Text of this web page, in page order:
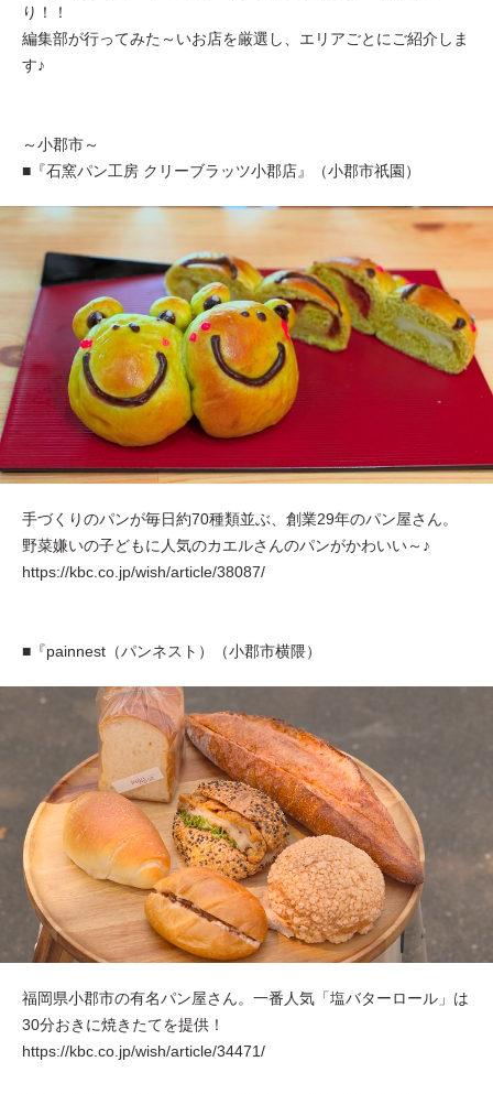
り！！
編集部が行ってみた～いお店を厳選し、エリアごとにご紹介しま
す♪
～小郡市～
■『石窯パン工房 クリーブラッツ小郡店』（小郡市祇園）
手づくりのパンが毎日約70種類並ぶ、創業29年のパン屋さん。
野菜嫌いの子どもに人気のカエルさんのパンがかわいい～♪
https://kbc.co.jp/wish/article/38087/
■『painnest（パンネスト）（小郡市横隈）
福岡県小郡市の有名パン屋さん。一番人気「塩バターロール」は
30分おきに焼きたてを提供！
https://kbc.co.jp/wish/article/34471/